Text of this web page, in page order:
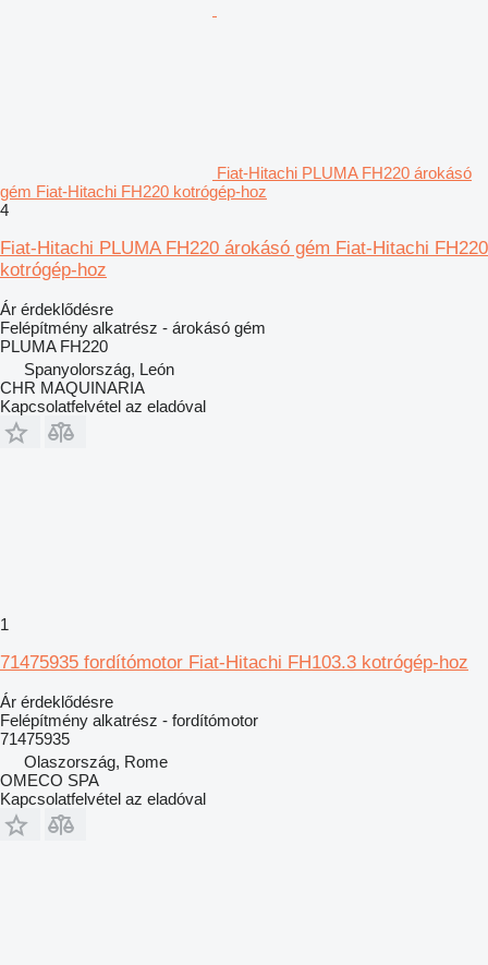
Fiat-Hitachi PLUMA FH220 árokásó
gém Fiat-Hitachi FH220 kotrógép-hoz
4
Fiat-Hitachi PLUMA FH220 árokásó gém Fiat-Hitachi FH220
kotrógép-hoz
Ár érdeklődésre
Felépítmény alkatrész - árokásó gém
PLUMA FH220
Spanyolország, León
CHR MAQUINARIA
Kapcsolatfelvétel az eladóval
1
71475935 fordítómotor Fiat-Hitachi FH103.3 kotrógép-hoz
Ár érdeklődésre
Felépítmény alkatrész - fordítómotor
71475935
Olaszország, Rome
OMECO SPA
Kapcsolatfelvétel az eladóval